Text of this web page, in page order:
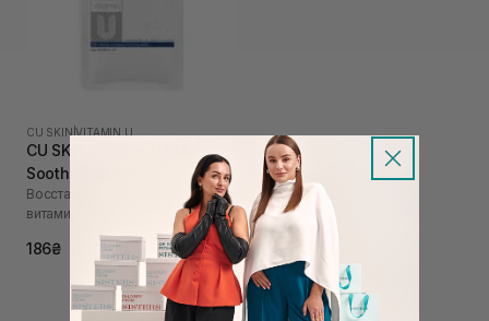
CU SKIN|VITAMIN U
CU SKIN Vitamin U Essence
Soothing Mask
Восстанавливающая маска с
витамином U
186₴